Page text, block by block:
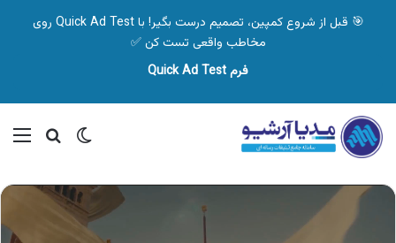
🎯 قبل از شروع کمپین، تصمیم درست بگیر! با Quick Ad Test روی
مخاطب واقعی تست کن ✅
فرم Quick Ad Test
تغییر پوسته
نمایشگر
ویدیو